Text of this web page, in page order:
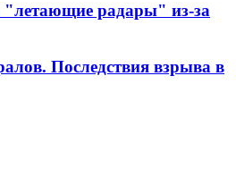
"летающие радары" из-за
Последствия взрыва в